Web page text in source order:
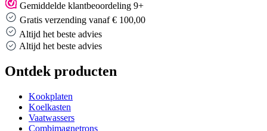
Gemiddelde klantbeoordeling 9+
Gratis verzending vanaf € 100,00
Altijd het beste advies
Altijd het beste advies
Ontdek producten
Kookplaten
Koelkasten
Vaatwassers
Combimagnetrons